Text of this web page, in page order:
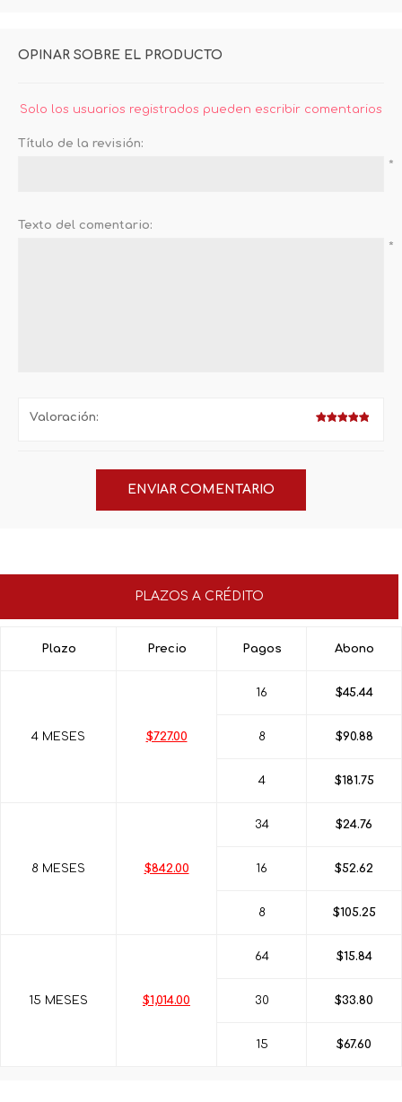
OPINAR SOBRE EL PRODUCTO
Solo los usuarios registrados pueden escribir comentarios
Título de la revisión:
*
Texto del comentario:
*
Valoración:
PLAZOS A CRÉDITO
Plazo Precio Pagos Abono
4 MESES $727.00
16 $45.44
8 $90.88
4 $181.75
8 MESES $842.00
34 $24.76
16 $52.62
8 $105.25
15 MESES $1,014.00
64 $15.84
30 $33.80
15 $67.60